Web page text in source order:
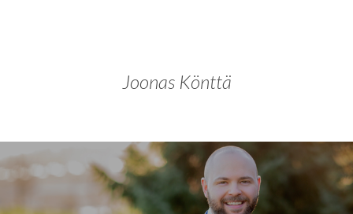
Joonas Könttä